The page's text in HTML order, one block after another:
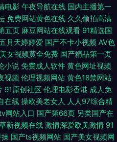
久第一片 欧美洲三极 豆花熟女在线视
利 亚洲Av研究社 97资源福利在线 国产
最新 成人午夜福利剧场一区 韩国大香
视频 91自拍原创论坛蝌蚪 国产操逼 91
线综合视频 亚洲综合日韩在线 国产精
福利社免得 国精品产品一区久久 69成
电影 午夜导航在线 国内主播第一
免费网站黄色在线 久久偷拍高清
五页 麻豆网站在线观看 91精选国
五月天婷婷爱 国产不卡小视频 AV色
美女视频黄全免费 国产精品第一页
小说 免费成人软件 黄色网址视频
视频 伦理视频网站 黄色18禁网站
91原创社区 伦理电影香港 成人免
在线 操欧美老女人 人人97综合精
网站入口 国产第66页 另类国产在
新视频在线 激情深爱欧美激情 91
国产ts视频网站 国产美女视频网